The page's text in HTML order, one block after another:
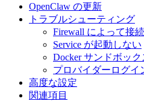
OpenClaw の更新
トラブルシューティング
Firewall によって接
Service が起動しない
Docker サンドボッ
プロバイダーログイ
高度な設定
関連項目